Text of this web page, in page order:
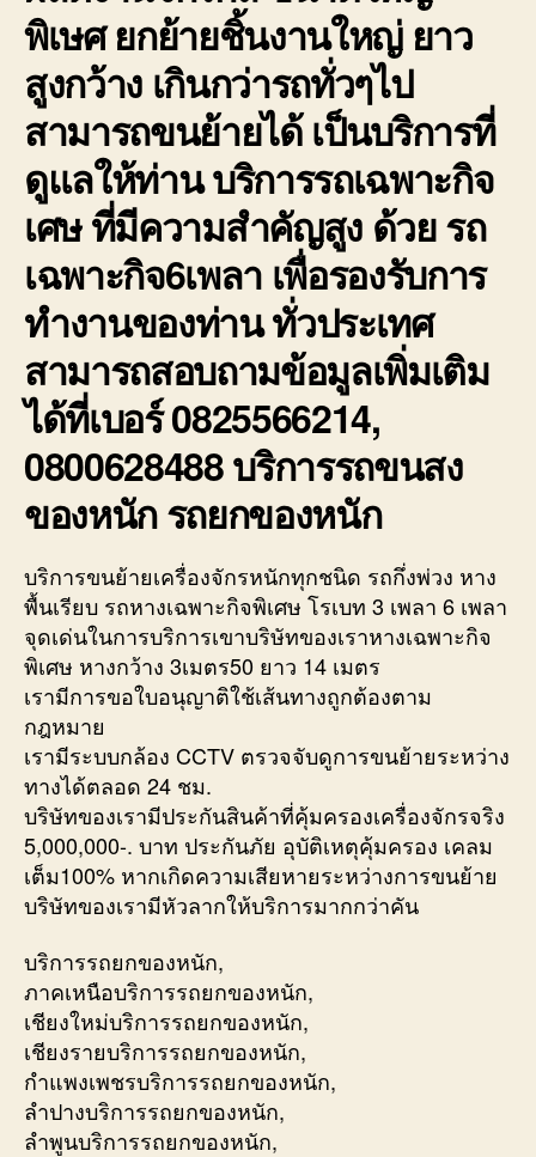
พิเษศ ยกย้ายชิ้นงานใหญ่ ยาว
สูงกว้าง เกินกว่ารถทั่วๆไป
สามารถขนย้ายได้ เป็นบริการที่
ดูแลให้ท่าน บริการรถเฉพาะกิจ
เศษ ที่มีความสำคัญสูง ด้วย รถ
เฉพาะกิจ6เพลา เพื่อรองรับการ
ทำงานของท่าน ทั่วประเทศ
สามารถสอบถามข้อมูลเพิ่มเติม
ได้ที่เบอร์ 0825566214,
0800628488 บริการรถขนสง
ของหนัก รถยกของหนัก
บริการขนย้ายเครื่องจักรหนักทุกชนิด รถกึ่งพ่วง หาง
พื้นเรียบ รถหางเฉพาะกิจพิเศษ โรเบท 3 เพลา 6 เพลา
จุดเด่นในการบริการเขาบริษัทของเราหางเฉพาะกิจ
พิเศษ หางกว้าง 3เมตร50 ยาว 14 เมตร
เรามีการขอใบอนุญาติใช้เส้นทางถูกต้องตาม
กฎหมาย
เรามีระบบกล้อง CCTV ตรวจจับดูการขนย้ายระหว่าง
ทางได้ตลอด 24 ชม.
บริษัทของเรามีประกันสินค้าที่คุ้มครองเครื่องจักรจริง
5,000,000-. บาท ประกันภัย อุบัติเหตุคุ้มครอง เคลม
เต็ม100% หากเกิดความเสียหายระหว่างการขนย้าย
บริษัทของเรามีหัวลากให้บริการมากกว่าคัน
บริการรถยกของหนัก,
ภาคเหนือบริการรถยกของหนัก,
เชียงใหม่บริการรถยกของหนัก,
เชียงรายบริการรถยกของหนัก,
กำแพงเพชรบริการรถยกของหนัก,
ลำปางบริการรถยกของหนัก,
ลำพูนบริการรถยกของหนัก,